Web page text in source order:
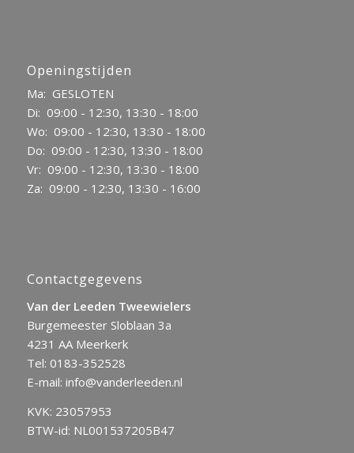
Openingstijden
Ma: GESLOTEN
Di: 09:00 - 12:30, 13:30 - 18:00
Wo: 09:00 - 12:30, 13:30 - 18:00
Do: 09:00 - 12:30, 13:30 - 18:00
Vr: 09:00 - 12:30, 13:30 - 18:00
Za: 09:00 - 12:30, 13:30 - 16:00
Contactgegevens
Van der Leeden Tweewielers
Burgemeester Sloblaan 3a
4231 AA Meerkerk
Tel: 0183-352528
E-mail: info@vanderleeden.nl
KVK: 23057953
BTW-id: NL001537205B47